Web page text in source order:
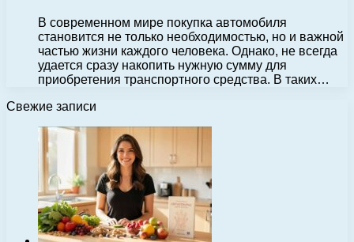
В современном мире покупка автомобиля
становится не только необходимостью, но и важной
частью жизни каждого человека. Однако, не всегда
удается сразу накопить нужную сумму для
приобретения транспортного средства. В таких…
Свежие записи